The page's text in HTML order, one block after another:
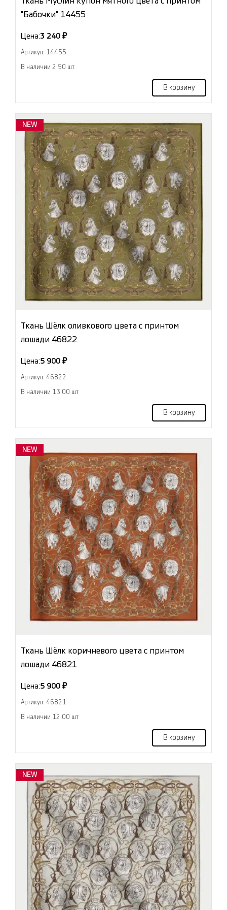
"Бабочки" 14455
Цена:3 240 ₽
Артикул: 14455
В наличии 2.50 шт
В корзину
NEW
Ткань Шёлк оливкового цвета с принтом
лошади 46822
Цена:5 900 ₽
Артикул: 46822
В наличии 13.00 шт
В корзину
NEW
Ткань Шёлк коричневого цвета с принтом
лошади 46821
Цена:5 900 ₽
Артикул: 46821
В наличии 12.00 шт
В корзину
NEW